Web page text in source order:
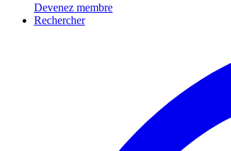
Devenez membre
Rechercher